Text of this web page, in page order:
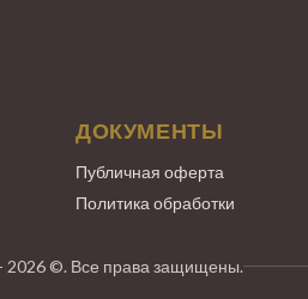
ДОКУМЕНТЫ
Публичная оферта
Политика обработки
2026 ©. Все права защищены.